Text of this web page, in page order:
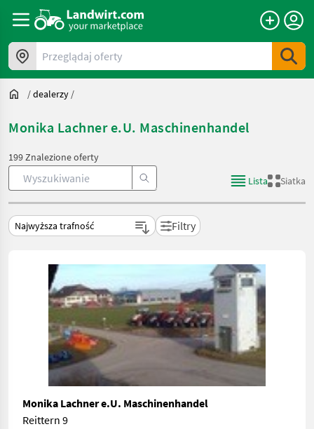
Przeglądaj oferty
/dealerzy /
Monika Lachner e.U. Maschinenhandel
199 Znalezione oferty
Lista
Siatka
Filtry
Monika Lachner e.U. Maschinenhandel
Reittern 9